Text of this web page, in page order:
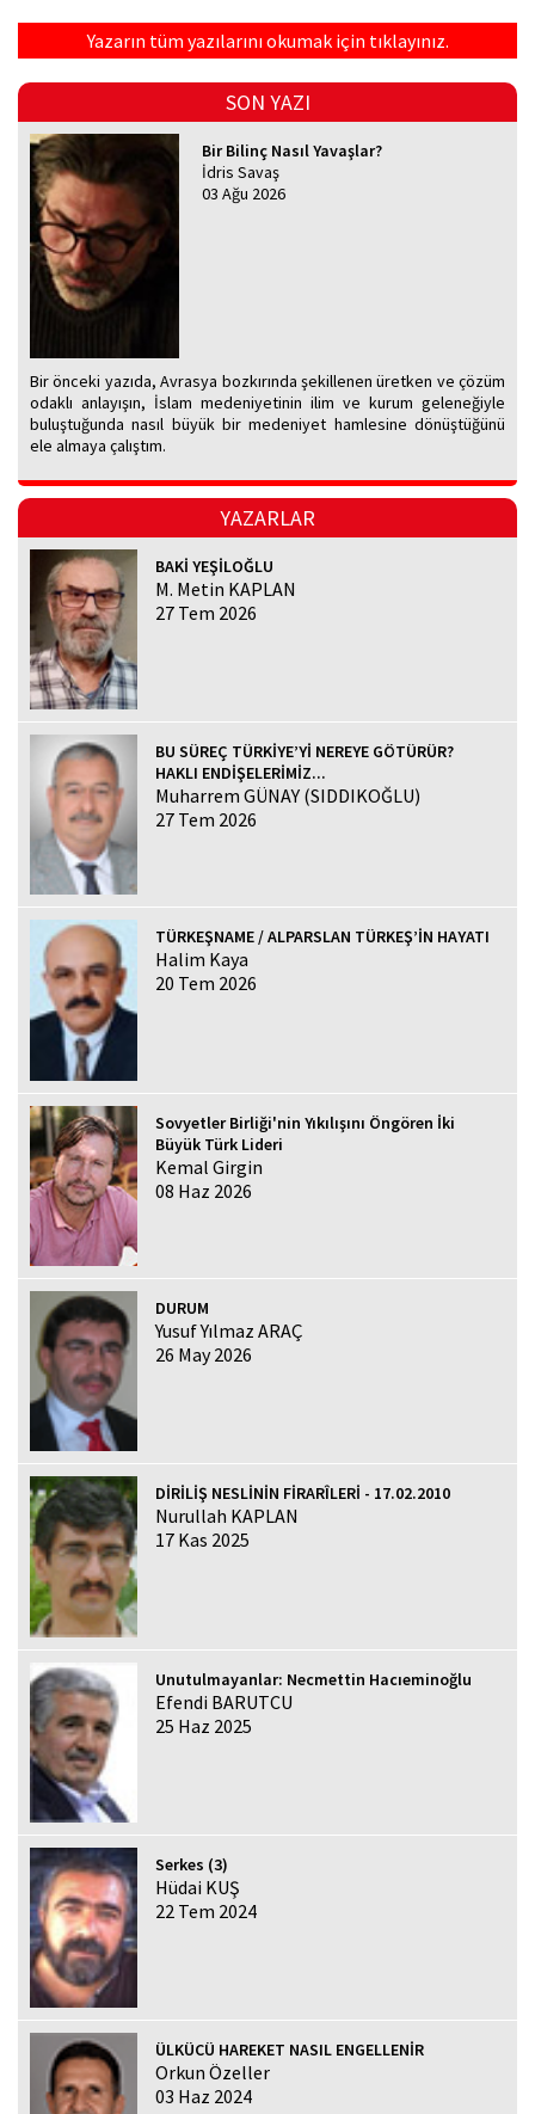
Yazarın tüm yazılarını okumak için tıklayınız.
SON YAZI
Bir Bilinç Nasıl Yavaşlar?
İdris Savaş
03 Ağu 2026
Bir önceki yazıda, Avrasya bozkırında şekillenen üretken ve çözüm
odaklı anlayışın, İslam medeniyetinin ilim ve kurum geleneğiyle
buluştuğunda nasıl büyük bir medeniyet hamlesine dönüştüğünü
ele almaya çalıştım.
YAZARLAR
BAKİ YEŞİLOĞLU
M. Metin KAPLAN
27 Tem 2026
BU SÜREÇ TÜRKİYE’Yİ NEREYE GÖTÜRÜR?
HAKLI ENDİŞELERİMİZ...
Muharrem GÜNAY (SIDDIKOĞLU)
27 Tem 2026
TÜRKEŞNAME / ALPARSLAN TÜRKEŞ’İN HAYATI
Halim Kaya
20 Tem 2026
Sovyetler Birliği'nin Yıkılışını Öngören İki
Büyük Türk Lideri
Kemal Girgin
08 Haz 2026
DURUM
Yusuf Yılmaz ARAÇ
26 May 2026
DİRİLİŞ NESLİNİN FİRARÎLERİ - 17.02.2010
Nurullah KAPLAN
17 Kas 2025
Unutulmayanlar: Necmettin Hacıeminoğlu
Efendi BARUTCU
25 Haz 2025
Serkes (3)
Hüdai KUŞ
22 Tem 2024
ÜLKÜCÜ HAREKET NASIL ENGELLENİR
Orkun Özeller
03 Haz 2024